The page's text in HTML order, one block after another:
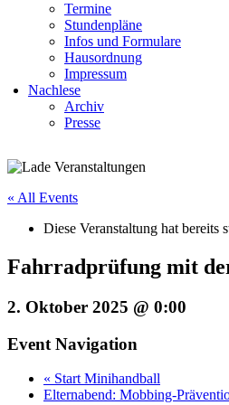
Termine
Stundenpläne
Infos und Formulare
Hausordnung
Impressum
Nachlese
Archiv
Presse
« All Events
Diese Veranstaltung hat bereits
Fahrradprüfung mit
2. Oktober 2025 @ 0:00
Event Navigation
« Start Minihandball
Elternabend: Mobbing-